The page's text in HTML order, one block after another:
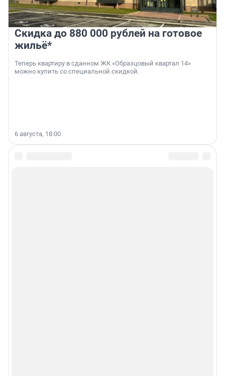
Скидка до 880 000 рублей на готовое
жильё*
Теперь квартиру в сданном ЖК «Образцовый квартал 14»
можно купить со специальной скидкой.
6 августа, 18:00